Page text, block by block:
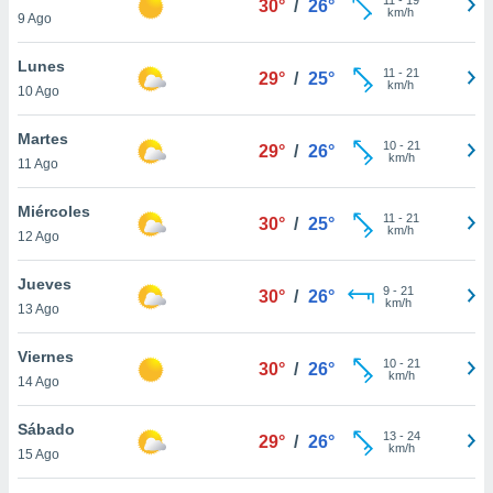
más
nuestra
y
de
disponible
cookies
aceptar
9 Ago
30° / 26°
km/h
Lunes
10 Ago
29° / 25° 11 - 21
km/h
Martes
11 Ago
29° / 26° 10- 21
km/h
Miércoles
12 Ago
30° / 25° 11 - 21
km/h
Jueves
13 Ago
30° / 26° 9- 21
km/h
Viernes
14 Ago
30° / 26° 10- 21
km/h
Sábado
15 Ago
29° / 26° 13- 24
km/h